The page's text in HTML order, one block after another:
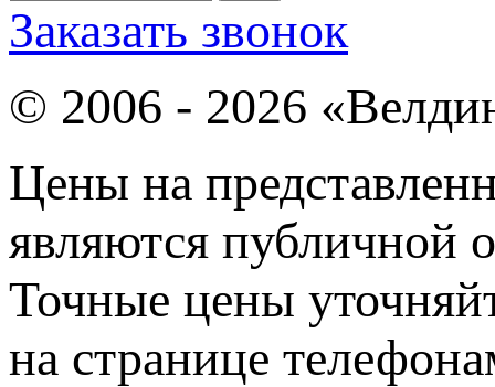
Заказать звонок
© 2006 - 2026
Цены на
являются публичной
Точные цены
на странице